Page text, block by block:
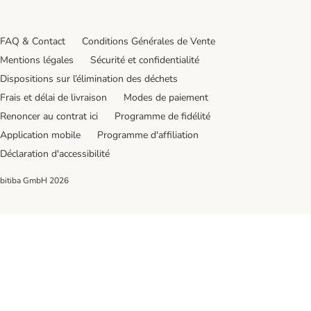
FAQ & Contact
Conditions Générales de Vente
Mentions légales
Sécurité et confidentialité
Dispositions sur l’élimination des déchets
Frais et délai de livraison
Modes de paiement
Renoncer au contrat ici
Programme de fidélité
Application mobile
Programme d'affiliation
Déclaration d'accessibilité
bitiba GmbH 2026